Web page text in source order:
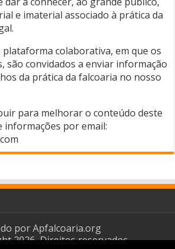
e imaterial associado à prática da
plataforma colaborativa, em que os
são convidados a enviar informação
da prática da falcoaria no nosso
para melhorar o conteúdo deste
por email:
porApfalcoaria.org
2026, Direitos reservados